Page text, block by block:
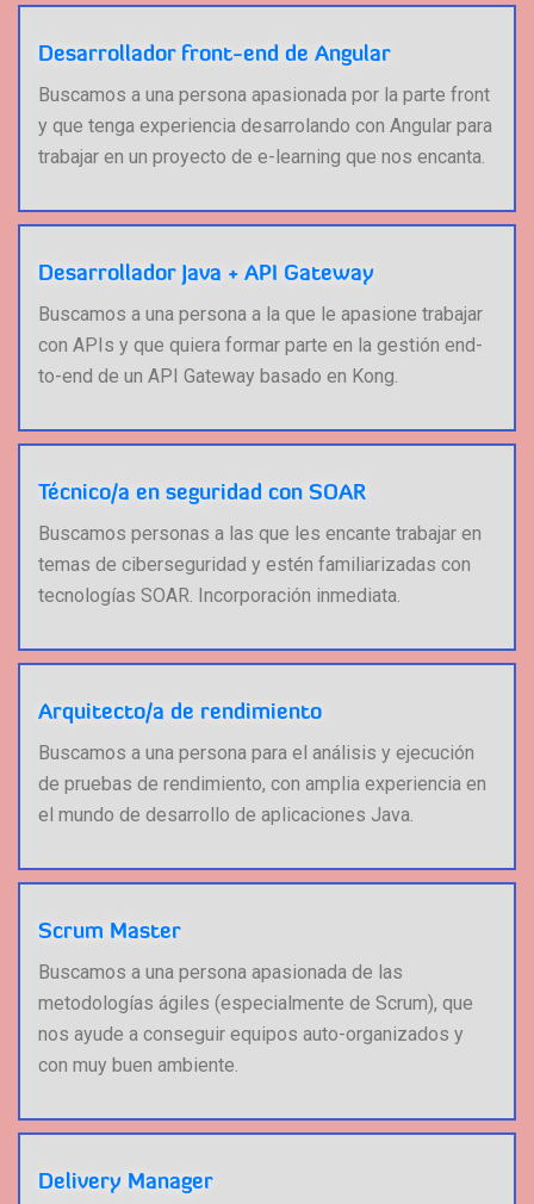
Desarrollador front-end de Angular
Buscamos a una persona apasionada por la parte front
y que tenga experiencia desarrolando con Angular para
trabajar en un proyecto de e-learning que nos encanta.
Desarrollador Java + API Gateway
Buscamos a una persona a la que le apasione trabajar
con APIs y que quiera formar parte en la gestión end-
to-end de un API Gateway basado en Kong.
Técnico/a en seguridad con SOAR
Buscamos personas a las que les encante trabajar en
temas de ciberseguridad y estén familiarizadas con
tecnologías SOAR. Incorporación inmediata.
Arquitecto/a de rendimiento
Buscamos a una persona para el análisis y ejecución
de pruebas de rendimiento, con amplia experiencia en
el mundo de desarrollo de aplicaciones Java.
Scrum Master
Buscamos a una persona apasionada de las
metodologías ágiles (especialmente de Scrum), que
nos ayude a conseguir equipos auto-organizados y
con muy buen ambiente.
Delivery Manager